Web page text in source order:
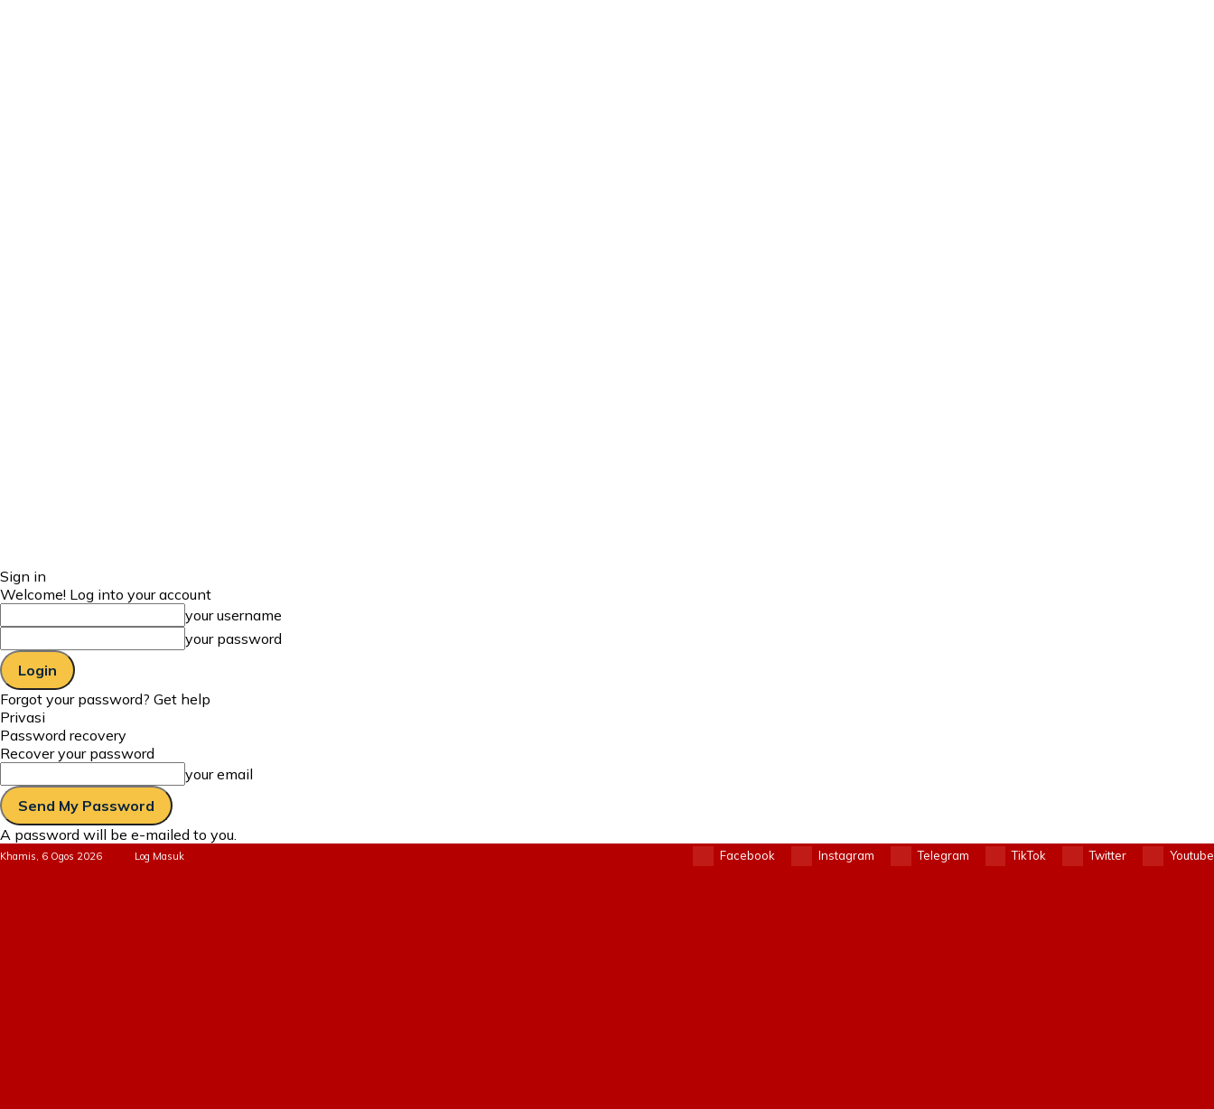
Sign in
Welcome! Log into your account
your username
your password
Forgot your password? Get help
Privasi
Password recovery
Recover your password
your email
A password will be e-mailed to you.
Khamis, 6 Ogos 2026 Log Masuk Facebook Instagram Telegram TikTok Twitter Youtube